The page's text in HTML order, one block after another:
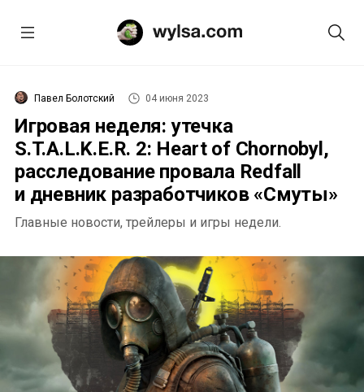
Павел Болотский 04 июня 2023
Игровая неделя: утечка
S.T.A.L.K.E.R. 2: Heart of Chornobyl,
расследование провала Redfall
и дневник разработчиков «Смуты»
Главные новости, трейлеры и игры недели.